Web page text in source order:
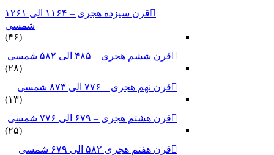
قرن سیزده هجری – ۱۱۶۴ الی ۱۲۶۱
شمسی
(۴۶)
قرن ششم هجری – ۴۸۵ الی ۵۸۲ شمسی
(۲۸)
قرن نهم هجری – ۷۷۶ الی ۸۷۳ شمسی
(۱۳)
قرن هشتم هجری – ۶۷۹ الی ۷۷۶ شمسی
(۲۵)
قرن هفتم هجری ۵۸۲ الی ۶۷۹ شمسی